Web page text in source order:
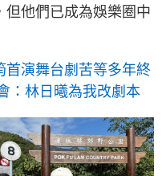
但他們已成為娛樂圈中
首演舞台劇苦等多年終
：林日曦為我改劇本